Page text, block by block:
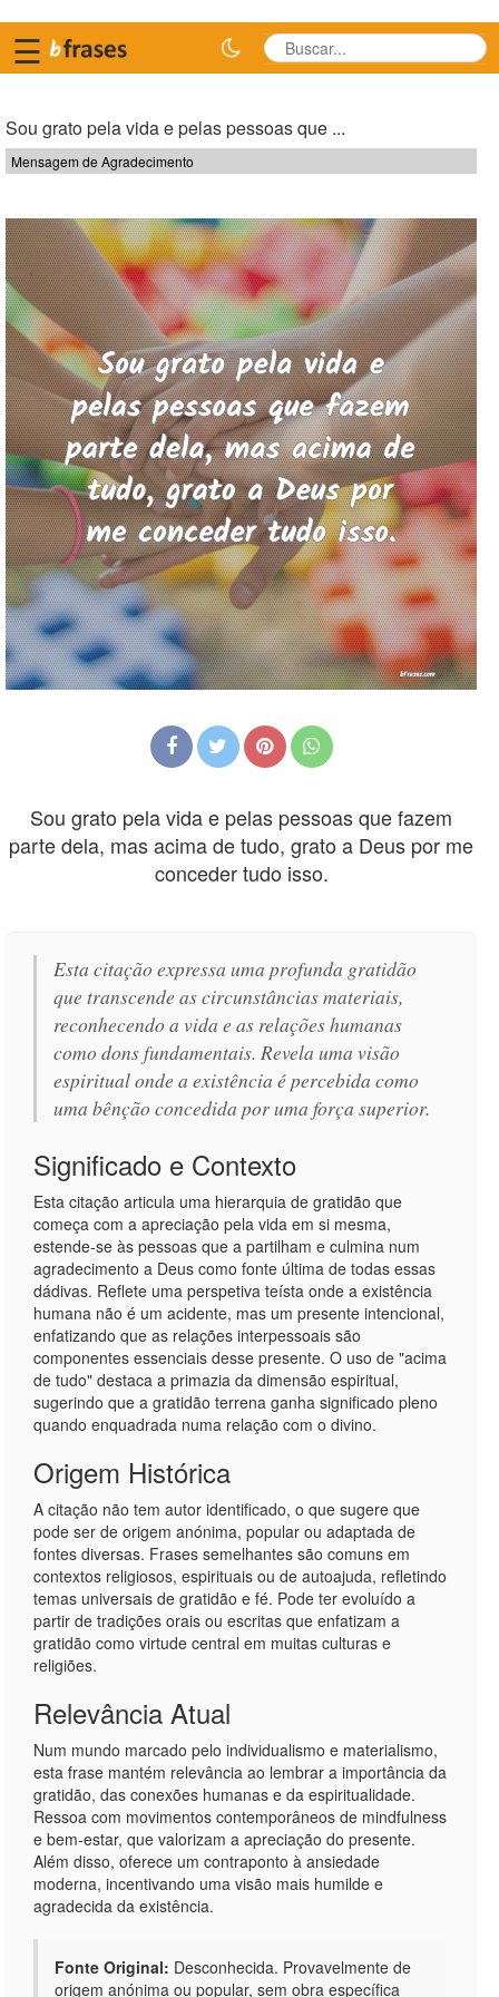
☰
Sou grato pela vida e pelas pessoas que ...
Mensagem de Agradecimento
Sou grato pela vida e pelas pessoas que fazem
parte dela, mas acima de tudo, grato a Deus por me
conceder tudo isso.
Esta citação expressa uma profunda gratidão
que transcende as circunstâncias materiais,
reconhecendo a vida e as relações humanas
como dons fundamentais. Revela uma visão
espiritual onde a existência é percebida como
uma bênção concedida por uma força superior.
Significado e Contexto
Esta citação articula uma hierarquia de gratidão que
começa com a apreciação pela vida em si mesma,
estende-se às pessoas que a partilham e culmina num
agradecimento a Deus como fonte última de todas essas
dádivas. Reflete uma perspetiva teísta onde a existência
humana não é um acidente, mas um presente intencional,
enfatizando que as relações interpessoais são
componentes essenciais desse presente. O uso de "acima
de tudo" destaca a primazia da dimensão espiritual,
sugerindo que a gratidão terrena ganha significado pleno
quando enquadrada numa relação com o divino.
Origem Histórica
A citação não tem autor identificado, o que sugere que
pode ser de origem anónima, popular ou adaptada de
fontes diversas. Frases semelhantes são comuns em
contextos religiosos, espirituais ou de autoajuda, refletindo
temas universais de gratidão e fé. Pode ter evoluído a
partir de tradições orais ou escritas que enfatizam a
gratidão como virtude central em muitas culturas e
religiões.
Relevância Atual
Num mundo marcado pelo individualismo e materialismo,
esta frase mantém relevância ao lembrar a importância da
gratidão, das conexões humanas e da espiritualidade.
Ressoa com movimentos contemporâneos de mindfulness
e bem-estar, que valorizam a apreciação do presente.
Além disso, oferece um contraponto à ansiedade
moderna, incentivando uma visão mais humilde e
agradecida da existência.
Fonte Original: Desconhecida. Provavelmente de
origem anónima ou popular, sem obra específica